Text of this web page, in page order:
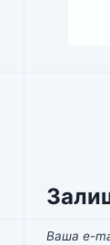
Ваша e-